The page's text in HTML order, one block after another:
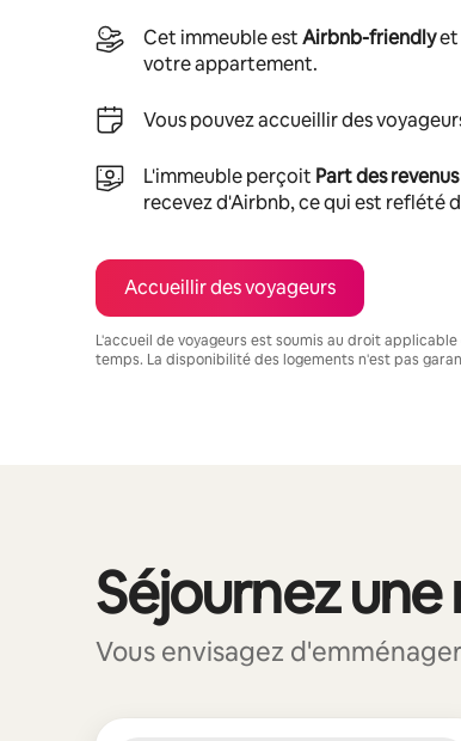
Cet immeuble estAirbnb-friendlyet
votre appartement.
Vous pouvez accueillir des
L'immeuble perçoit Part des revenus
recevez d'Airbnb, ce qui est reflété
Accueillir des voyageurs
L'accueil de voyageurs est soumis au droit
temps. La disponibilité des logements n'est pas
Séjournez une
Vous envisagez
0 sur 0 élément visible